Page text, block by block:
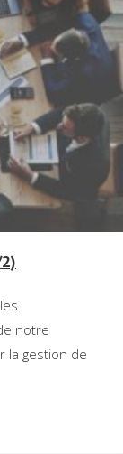
notre
la gestion de